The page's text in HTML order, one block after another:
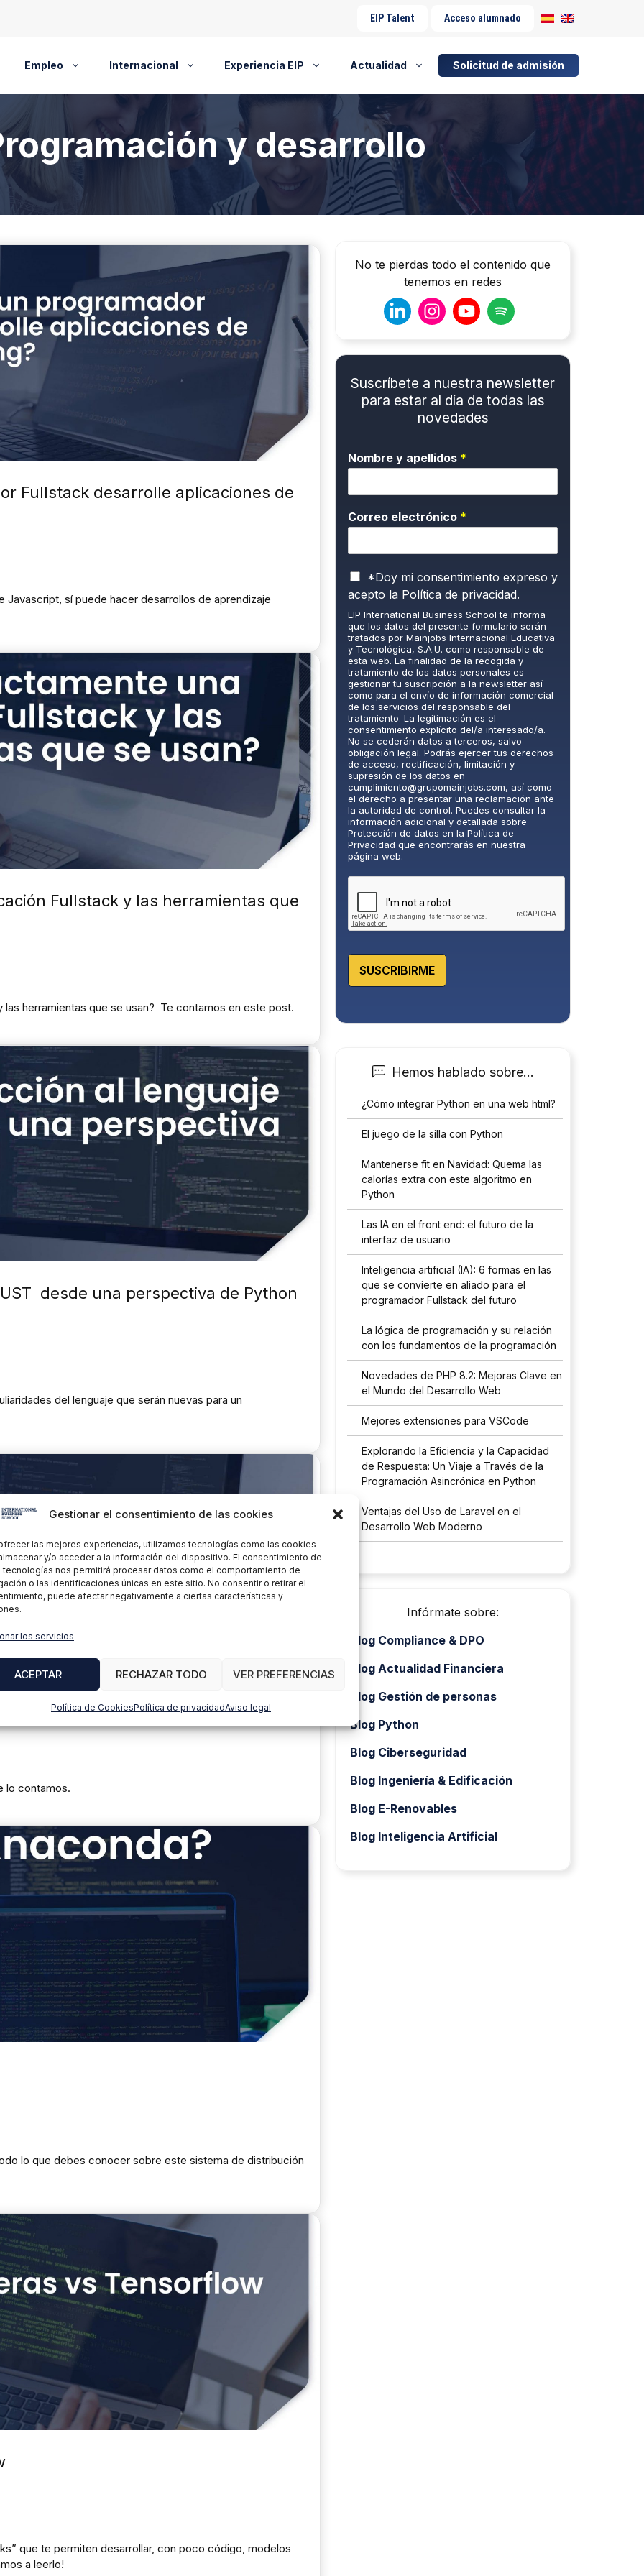
Gestionar el consentimiento de las cookies
las mejores experiencias, utilizamos tecnologías como las cookies
y/o acceder a la información del dispositivo. El consentimiento de
tecnologías nos permitirá procesar datos como el comportamiento de
o las identificaciones únicas en este sitio. No consentir o retirar el
puede afectar negativamente a ciertas características y
los servicios
ACEPTAR RECHAZAR TODO VER PREFERENCIAS
Política de CookiesPolítica de privacidadAviso legal
EIP Talent Acceso alumnado
Empleo Internacional Experiencia EIP Actualidad Solicitud de admisión
y desarrollo
Fullstack desarrolle aplicaciones de
sí puede hacer desarrollos de aprendizaje
Fullstack y las herramientas que
herramientas que se usan? Te contamos en este post.
desde una perspectiva de Python
del lenguaje que serán nuevas para un
lo contamos.
lo que debes conocer sobre este sistema de distribución
que te permiten desarrollar, con poco código, modelos
a leerlo!
No te pierdas todo el contenido que
tenemos en redes
Suscríbete a nuestra newsletter
para estar al día de todas las
novedades
Nombre y apellidos *
Correo electrónico *
P
o
l
í
t
i
c
a
d
e
P
r
i
v
a
c
i
d
a
d
*
*Doy mi consentimiento expreso y
acepto la Política de privacidad.
EIP International Business School te informa
que los datos del presente formulario serán
tratados por Mainjobs Internacional Educativa
y Tecnológica, S.A.U. como responsable de
esta web. La finalidad de la recogida y
tratamiento de los datos personales es
gestionar tu suscripción a la newsletter así
como para el envío de información comercial
de los servicios del responsable del
tratamiento. La legitimación es el
consentimiento explícito del/a interesado/a.
No se cederán datos a terceros, salvo
obligación legal. Podrás ejercer tus derechos
de acceso, rectificación, limitación y
supresión de los datos en
cumplimiento@grupomainjobs.com, así como
el derecho a presentar una reclamación ante
la autoridad de control. Puedes consultar la
información adicional y detallada sobre
Protección de datos en la Política de
Privacidad que encontrarás en nuestra
página web.
SUSCRIBIRME
Hemos hablado sobre…
¿Cómo integrar Python en una web html?
El juego de la silla con Python
Mantenerse fit en Navidad: Quema las
calorías extra con este algoritmo en
Python
Las IA en el front end: el futuro de la
interfaz de usuario
Inteligencia artificial (IA): 6 formas en las
que se convierte en aliado para el
programador Fullstack del futuro
La lógica de programación y su relación
con los fundamentos de la programación
Novedades de PHP 8.2: Mejoras Clave en
el Mundo del Desarrollo Web
Mejores extensiones para VSCode
Explorando la Eficiencia y la Capacidad
de Respuesta: Un Viaje a Través de la
Programación Asincrónica en Python
Ventajas del Uso de Laravel en el
Desarrollo Web Moderno
Infórmate sobre:
Blog Compliance & DPO
Blog Actualidad Financiera
Blog Gestión de personas
Blog Python
Blog Ciberseguridad
Blog Ingeniería & Edificación
Blog E-Renovables
Blog Inteligencia Artificial